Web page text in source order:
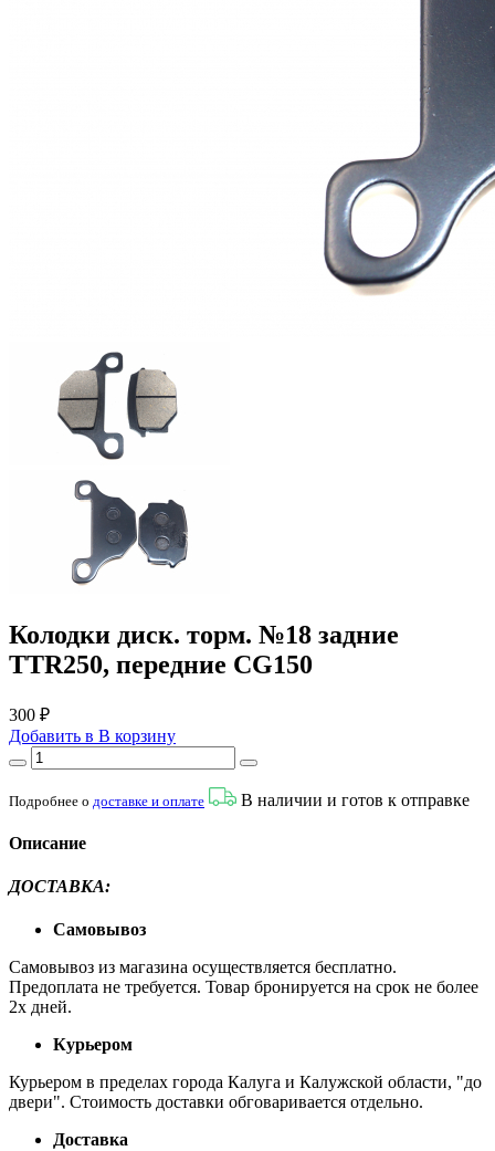
Колодки диск. торм. №18 задние
TTR250, передние CG150
300 ₽
Добавить в В корзину
Подробнее о доставке и оплате В наличии и готов к отправке
Описание
ДОСТАВКА:
Самовывоз
Самовывоз из магазина осуществляется бесплатно.
Предоплата не требуется. Товар бронируется на срок не более
2х дней.
Курьером
Курьером в пределах города Калуга и Калужской области, "до
двери". Стоимость доставки обговаривается отдельно.
Доставка